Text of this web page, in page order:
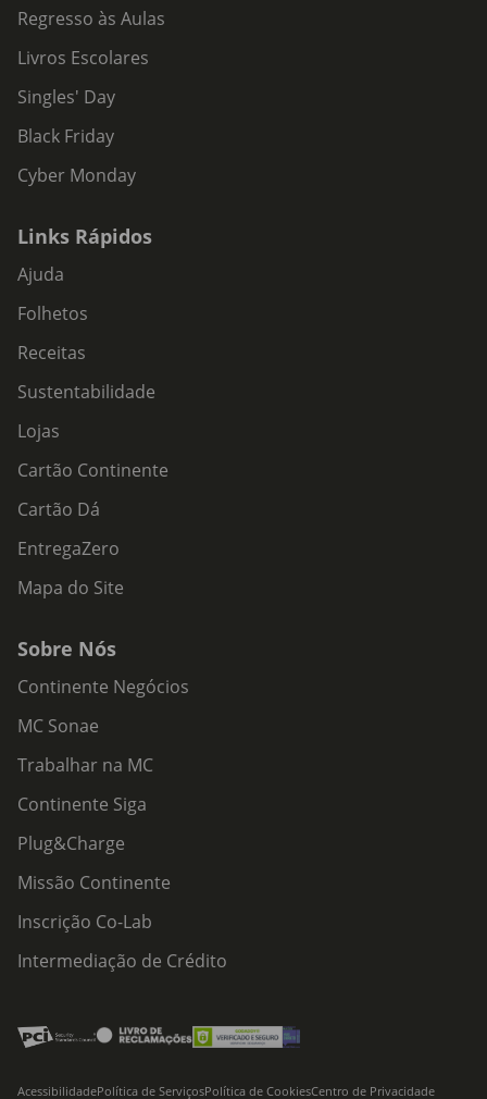
Regresso às Aulas
Livros Escolares
Singles' Day
Black Friday
Cyber Monday
Links Rápidos
Ajuda
Folhetos
Receitas
Sustentabilidade
Lojas
Cartão Continente
Cartão Dá
EntregaZero
Mapa do Site
Sobre Nós
Continente Negócios
MC Sonae
Trabalhar na MC
Continente Siga
Plug&Charge
Missão Continente
Inscrição Co-Lab
Intermediação de Crédito
AcessibilidadePolítica de ServiçosPolítica de CookiesCentro de Privacidade